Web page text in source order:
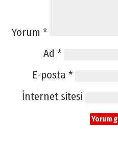
Yorum *
Ad *
E-posta *
İnternet sitesi